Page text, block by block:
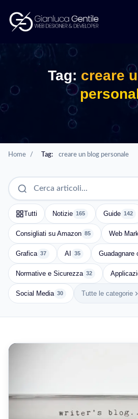
Tag: creare
Home / Tag: creare un blog personale
Tutti Notizie 165 Guide 142
Consigliati su Amazon 85 Web
Grafica 37 AI 35 Guadagnare
Normative e Sicurezza 32
Social Media 30 Tutte le categorie